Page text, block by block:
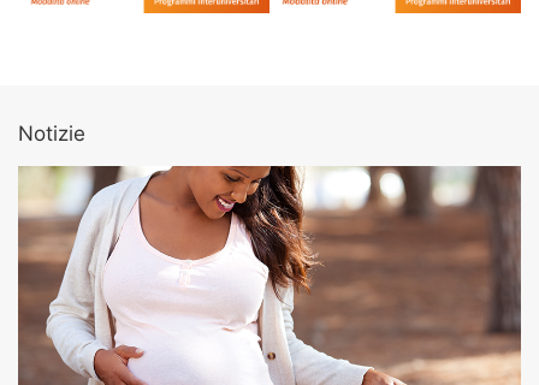
Notizie